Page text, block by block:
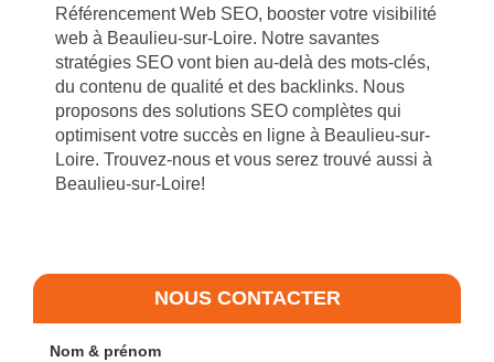
Référencement Web SEO, booster votre visibilité
web à Beaulieu-sur-Loire. Notre savantes
stratégies SEO vont bien au-delà des mots-clés,
du contenu de qualité et des backlinks. Nous
proposons des solutions SEO complètes qui
optimisent votre succès en ligne à Beaulieu-sur-
Loire. Trouvez-nous et vous serez trouvé aussi à
Beaulieu-sur-Loire!
NOUS CONTACTER
Nom & prénom